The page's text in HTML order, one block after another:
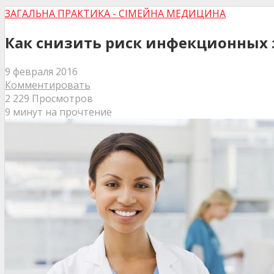
ЗАГАЛЬНА ПРАКТИКА - СІМЕЙНА МЕДИЦИНА
Как снизить риск
9 февраля 2016
Комментировать
2 229 Просмотров
9 минут на прочтение